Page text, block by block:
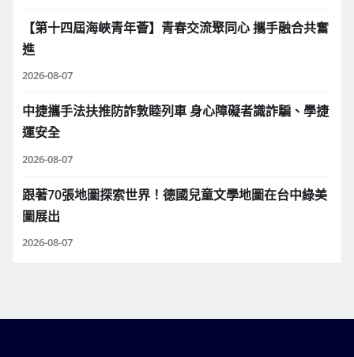
【第十四屆海峽青年薈】青春交流聚同心 攜手融合共奮
進
2026-08-07
中捷攜手法扶推防詐敦睦列車 身心障礙者識詐騙、學捷
運安全
2026-08-07
跟著70張地圖探索世界！德國兒童文學地圖在台中綠美
圖展出
2026-08-07